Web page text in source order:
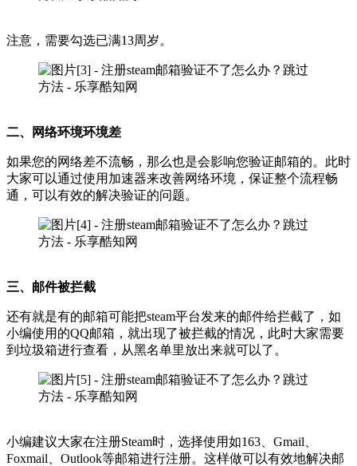
注意，需要勾选已满13周岁。
二、网络环境环境差
如果您的网络差不流畅，那么也是会影响您验证邮箱的。此时
大家可以通过使用加速器来改善网络环境，保证整个流程畅
通，可以有效的解决验证的问题。
三、邮件被拦截
还有就是有的邮箱可能把steam平台发来的邮件给拦截了，如
小编使用的QQ邮箱，就出现了被拦截的情况，此时大家需要
到垃圾箱进行查看，从黑名单里放出来就可以了。
小编建议大家在注册Steam时，选择使用如163、Gmail、
Foxmail、Outlook等邮箱进行注册。这样做可以有效地解决邮